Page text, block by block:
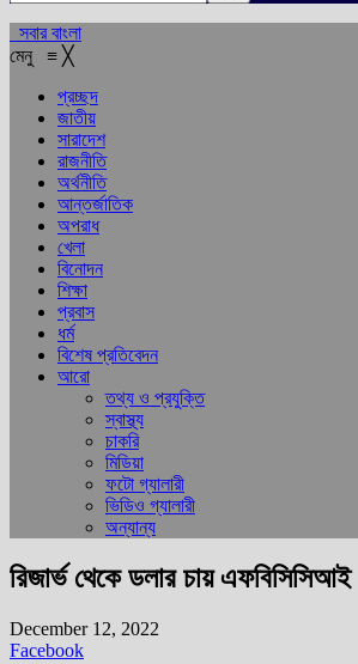
সবার বাংলা
মেনু ≡ ╳
প্রচ্ছদ
জাতীয়
সারাদেশ
রাজনীতি
অর্থনীতি
আন্তর্জাতিক
অপরাধ
খেলা
বিনোদন
শিক্ষা
প্রবাস
ধর্ম
বিশেষ প্রতিবেদন
আরো
তথ্য ও প্রযুক্তি
স্বাস্থ্য
চাকরি
মিডিয়া
ফটো গ্যালারী
ভিডিও গ্যালারী
অন্যান্য
রিজার্ভ থেকে ডলার চায় এফবিসিসিআই
December 12, 2022
Facebook